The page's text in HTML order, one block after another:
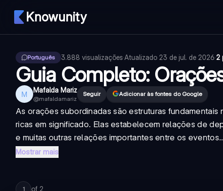
Knowunity
Português 3.888 visualizações·Atualizado 23 de jul. de 2026·2
Guia Completo:
M Mafalda Mariz
@mafaldamariz
Seguir Adicionar às fontes do Google
As orações subordinadas são estruturas
ricas em significado. Elas estabelecem relações de
e muitas outras relações importantes entre os
Mostrar mais
1 of 2